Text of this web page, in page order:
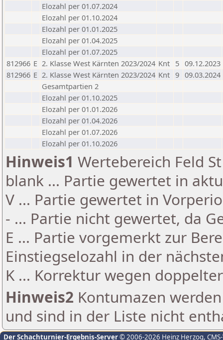
Elozahl per 01.07.2024
Elozahl per 01.10.2024
Elozahl per 01.01.2025
Elozahl per 01.04.2025
Elozahl per 01.07.2025
812966 E 2. Klasse West Kärnten 2023/2024 Knt 5 09.12.2023
812966 E 2. Klasse West Kärnten 2023/2024 Knt 9 09.03.2024
Gesamtpartien 2
Elozahl per 01.10.2025
Elozahl per 01.01.2026
Elozahl per 01.04.2026
Elozahl per 01.07.2026
Elozahl per 01.10.2026
Hinweis1 Wertebereich Feld
blank ... Partie gewertet in
V ... Partie gewertet in
- ... Partie nicht gewertet, da
E ... Partie vorgemerkt zur
Einstiegselozahl in der
K ... Korrektur wegen
Hinweis2 Kontumazen
und sind in der Liste nicht
Der Schachturnier-Ergebnis-Server© 2006-2026 Heinz Herzog,